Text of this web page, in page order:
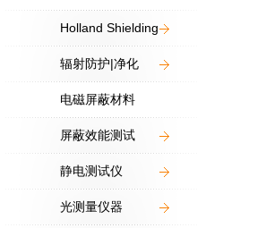
Holland Shielding
辐射防护|净化
电磁屏蔽材料
屏蔽效能测试
静电测试仪
光测量仪器